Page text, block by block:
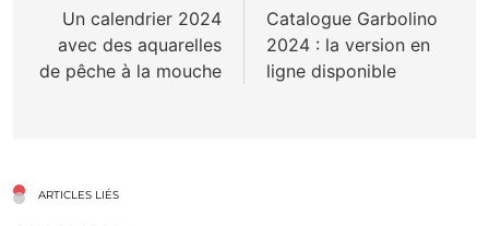
de
l’article
Un calendrier 2024
avec des aquarelles
de pêche à la mouche
Catalogue Garbolino
2024 : la version en
ligne disponible
ARTICLES LIÉS